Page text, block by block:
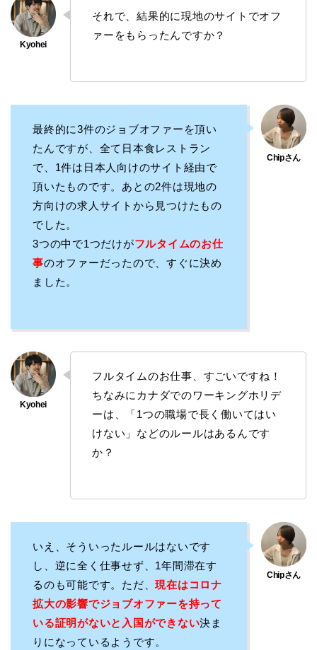
それで、結果的に現地のサイトでオフ
ァーをもらったんですか？
最終的に3件のジョブオファーを頂い
たんですが、全て日本食レストラン
で、1件は日本人向けのサイト経由で
頂いたものです。あとの2件は現地の
方向けの求人サイトから見つけたもの
でした。
3つの中で1つだけがフルタイムのお仕
事のオファーだったので、すぐに決め
ました。
フルタイムのお仕事、すごいですね！
ちなみにカナダでのワーキングホリデ
ーは、「1つの職場で長く働いてはい
けない」などのルールはあるんです
か？
いえ、そういったルールはないです
し、逆に全く仕事せず、1年間滞在す
るのも可能です。ただ、現在はコロナ
拡大の影響でジョブオファーを持って
いる証明がないと入国ができない決ま
りになっているようです。